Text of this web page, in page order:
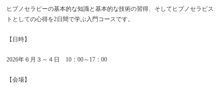
ヒプノセラピーの基本的な知識と基本的な技術の習得、そしてヒプノセラピス
トとしての心得を2日間で学ぶ入門コースです。
【日時】
2026年６月３～４日 10：00～17：00
【会場】